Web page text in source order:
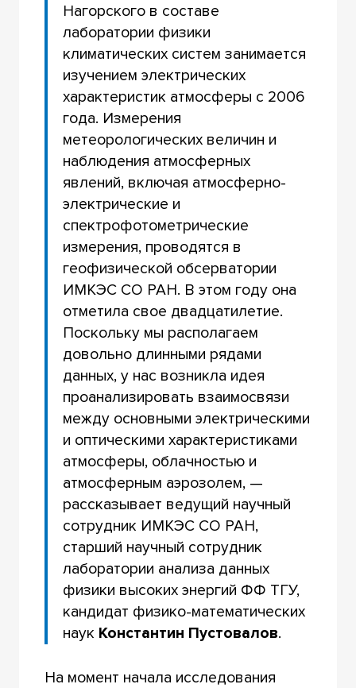
Нагорского в составе
лаборатории физики
климатических систем занимается
изучением электрических
характеристик атмосферы с 2006
года. Измерения
метеорологических величин и
наблюдения атмосферных
явлений, включая атмосферно-
электрические и
спектрофотометрические
измерения, проводятся в
геофизической обсерватории
ИМКЭС СО РАН. В этом году она
отметила свое двадцатилетие.
Поскольку мы располагаем
довольно длинными рядами
данных, у нас возникла идея
проанализировать взаимосвязи
между основными электрическими
и оптическими характеристиками
атмосферы, облачностью и
атмосферным аэрозолем, —
рассказывает ведущий научный
сотрудник ИМКЭС СО РАН,
старший научный сотрудник
лаборатории анализа данных
физики высоких энергий ФФ ТГУ,
кандидат физико-математических
наук Константин Пустовалов.
На момент начала исследования